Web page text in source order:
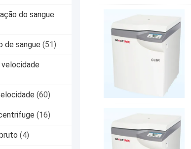
do sangue
de sangue (51)
(60)
(16)
(4)